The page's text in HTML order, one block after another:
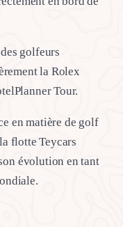
golfeurs
la Rolex
Tour.
en matière de golf
flotte Teycars
évolution en tant